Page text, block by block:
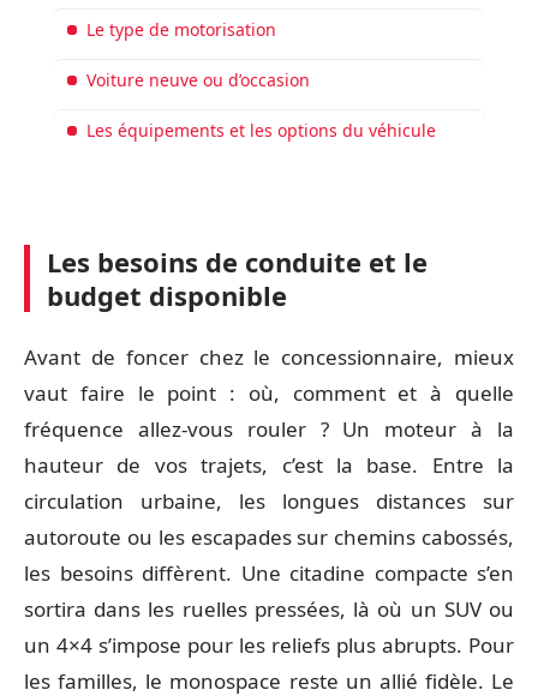
Le type de motorisation
Voiture neuve ou d’occasion
Les équipements et les options du véhicule
Les besoins de conduite et le
budget disponible
Avant de foncer chez le concessionnaire, mieux
vaut faire le point : où, comment et à quelle
fréquence allez-vous rouler ? Un moteur à la
hauteur de vos trajets, c’est la base. Entre la
circulation urbaine, les longues distances sur
autoroute ou les escapades sur chemins cabossés,
les besoins diffèrent. Une citadine compacte s’en
sortira dans les ruelles pressées, là où un SUV ou
un 4×4 s’impose pour les reliefs plus abrupts. Pour
les familles, le monospace reste un allié fidèle. Le